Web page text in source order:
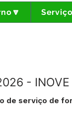
- INOVE
de serviço de